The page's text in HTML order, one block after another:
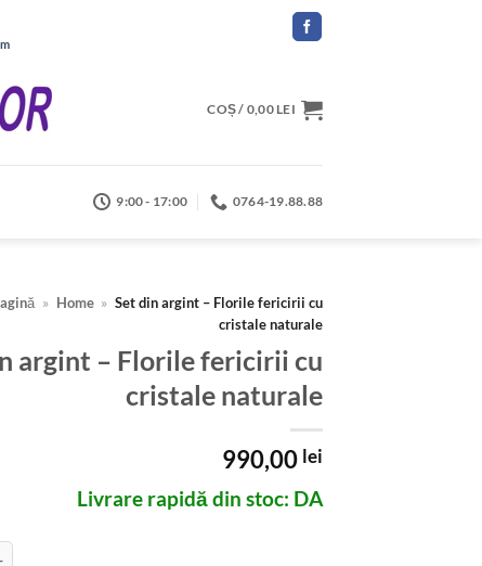
COȘ / 0,00 LEI
9:00 - 17:00 0764-19.88.88
» Home » Set din argint – Florile fericirii cu
cristale naturale
argint – Florile fericirii cu
cristale naturale
990,00 lei
Livrare rapidă din stoc: DA